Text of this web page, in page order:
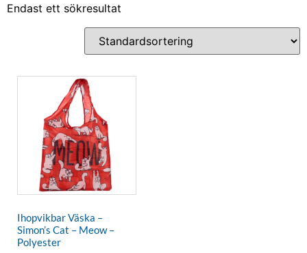
Endast ett sökresultat
Ihopvikbar Väska –
Simon’s Cat – Meow –
Polyester